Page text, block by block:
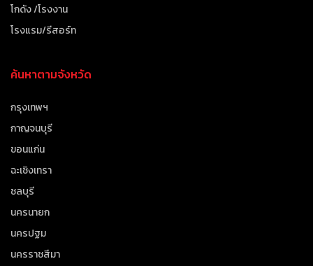
โกดัง /โรงงาน
โรงแรม/รีสอร์ท
ค้นหาตามจังหวัด
กรุงเทพฯ
กาญจนบุรี
ขอนแก่น
ฉะเชิงเทรา
ชลบุรี
นครนายก
นครปฐม
นครราชสีมา